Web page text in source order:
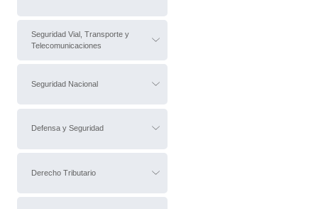
Seguridad Vial, Transporte y
Telecomunicaciones
Seguridad Nacional
Defensa y Seguridad
Derecho Tributario